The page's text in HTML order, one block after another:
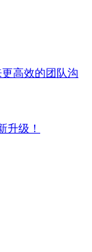
高效的团队沟
升级！